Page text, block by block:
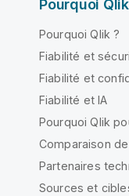
Pourquoi
Pourquoi Qlik ?
Fiabilité et
Fiabilité et
Fiabilité et IA
Pourquoi Qlik
Comparaison
Partenaires
Sources et